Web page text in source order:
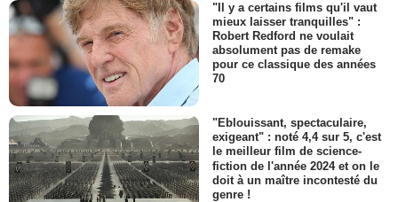
"Il y a certains films qu'il vaut
mieux laisser tranquilles" :
Robert Redford ne voulait
absolument pas de remake
pour ce classique des années
70
"Eblouissant, spectaculaire,
exigeant" : noté 4,4 sur 5, c'est
le meilleur film de science-
fiction de l'année 2024 et on le
doit à un maître incontesté du
genre !